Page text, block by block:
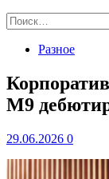
Найти:
Разное
M9
29.06.2026 0